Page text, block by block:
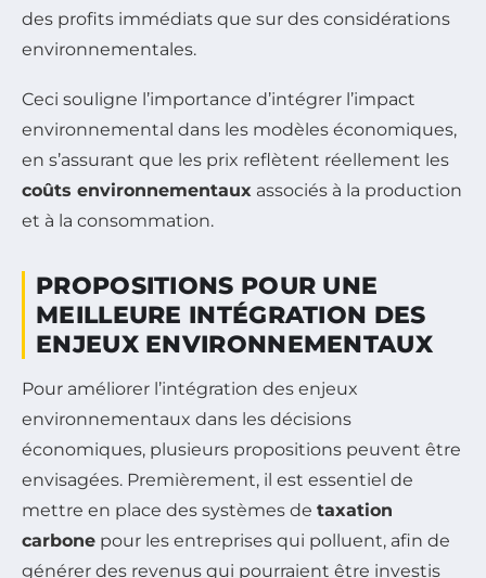
des profits immédiats que sur des considérations
environnementales.
Ceci souligne l’importance d’intégrer l’impact
environnemental dans les modèles économiques,
en s’assurant que les prix reflètent réellement les
coûts environnementaux associés à la production
et à la consommation.
PROPOSITIONS POUR UNE
MEILLEURE INTÉGRATION DES
ENJEUX ENVIRONNEMENTAUX
Pour améliorer l’intégration des enjeux
environnementaux dans les décisions
économiques, plusieurs propositions peuvent être
envisagées. Premièrement, il est essentiel de
mettre en place des systèmes de taxation
carbone pour les entreprises qui polluent, afin de
générer des revenus qui pourraient être investis